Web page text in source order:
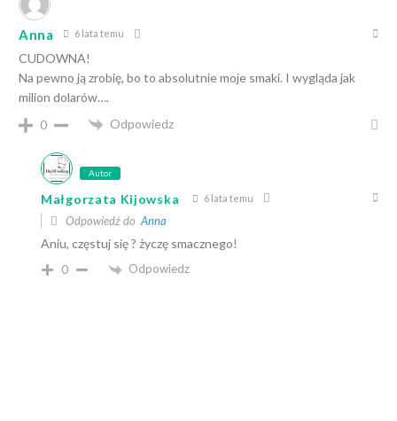
Anna 6 lata temu
CUDOWNA!
Na pewno ją zrobię, bo to absolutnie moje smaki. I wygląda jak
milion dolarów….
0
Odpowiedz
Autor
Małgorzata Kijowska 6 lata temu
Odpowiedź do Anna
Aniu, częstuj się ? życzę smacznego!
0 Odpowiedz